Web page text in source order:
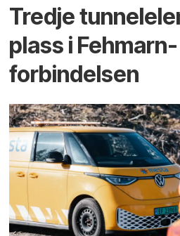
Tredje
plass i Fehmarn-
forbindelsen